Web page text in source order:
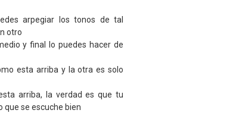
arpegiar los tonos de tal
otro
y final lo puedes hacer de
esta arriba y la otra es solo
arriba, la verdad es que tu
que se escuche bien